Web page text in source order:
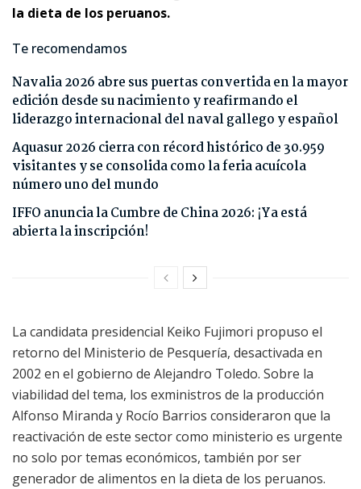
la dieta de los peruanos.
Te recomendamos
Navalia 2026 abre sus puertas convertida en la mayor
edición desde su nacimiento y reafirmando el
liderazgo internacional del naval gallego y español
Aquasur 2026 cierra con récord histórico de 30.959
visitantes y se consolida como la feria acuícola
número uno del mundo
IFFO anuncia la Cumbre de China 2026: ¡Ya está
abierta la inscripción!
La candidata presidencial Keiko Fujimori propuso el
retorno del Ministerio de Pesquería, desactivada en
2002 en el gobierno de Alejandro Toledo. Sobre la
viabilidad del tema, los exministros de la producción
Alfonso Miranda y Rocío Barrios consideraron que la
reactivación de este sector como ministerio es urgente
no solo por temas económicos, también por ser
generador de alimentos en la dieta de los peruanos.